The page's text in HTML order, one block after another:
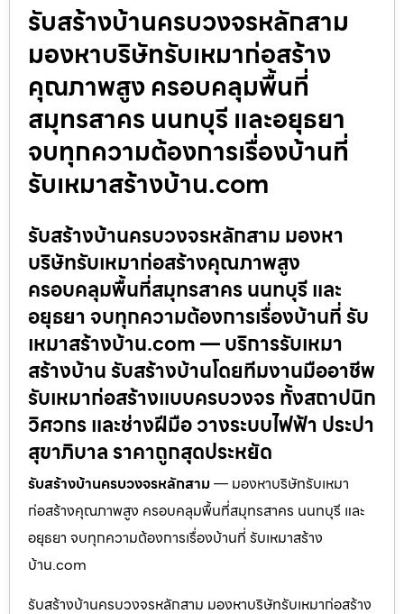
รับสร้างบ้านครบวงจรหลักสาม
มองหาบริษัทรับเหมาก่อสร้าง
คุณภาพสูง ครอบคลุมพื้นที่
สมุทรสาคร นนทบุรี และอยุธยา
จบทุกความต้องการเรื่องบ้านที่
รับเหมาสร้างบ้าน.com
รับสร้างบ้านครบวงจรหลักสาม มองหา
บริษัทรับเหมาก่อสร้างคุณภาพสูง
ครอบคลุมพื้นที่สมุทรสาคร นนทบุรี และ
อยุธยา จบทุกความต้องการเรื่องบ้านที่ รับ
เหมาสร้างบ้าน.com — บริการรับเหมา
สร้างบ้าน รับสร้างบ้านโดยทีมงานมืออาชีพ
รับเหมาก่อสร้างแบบครบวงจร ทั้งสถาปนิก
วิศวกร และช่างฝีมือ วางระบบไฟฟ้า ประปา
สุขาภิบาล ราคาถูกสุดประหยัด
รับสร้างบ้านครบวงจรหลักสาม— มองหาบริษัทรับเหมา
ก่อสร้างคุณภาพสูง ครอบคลุมพื้นที่สมุทรสาคร นนทบุรี และ
อยุธยา จบทุกความต้องการเรื่องบ้านที่ รับเหมาสร้าง
บ้าน.com
รับสร้างบ้านครบวงจรหลักสาม มองหาบริษัทรับเหมาก่อสร้าง